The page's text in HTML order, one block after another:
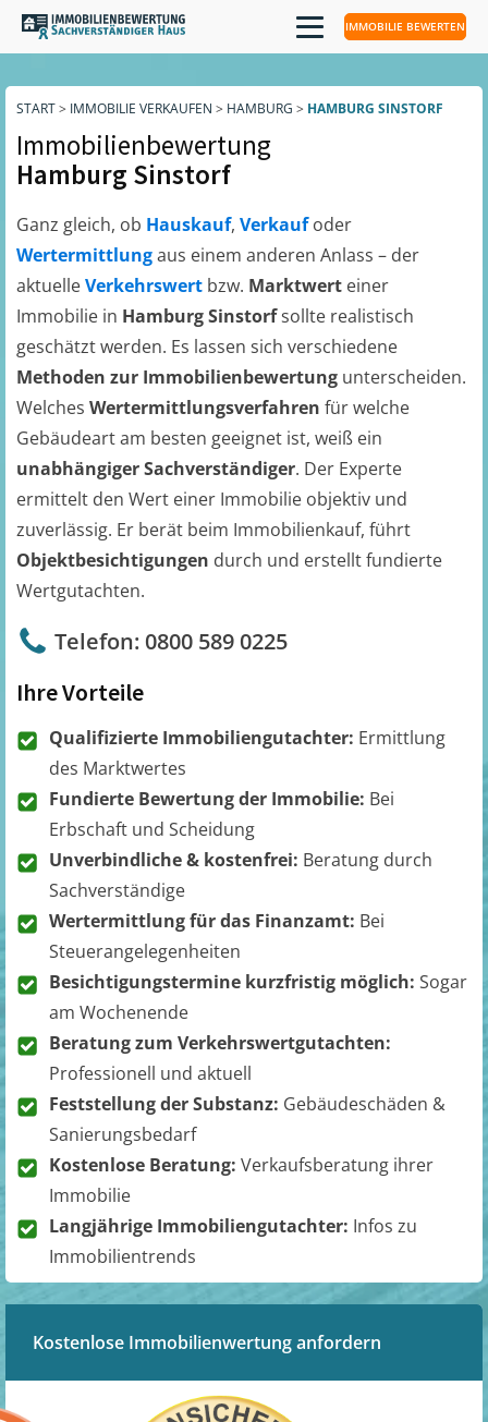
IMMOBILIE BEWERTEN
START> IMMOBILIE VERKAUFEN > HAMBURG > HAMBURG SINSTORF
Immobilienbewertung
Hamburg Sinstorf
Ganz gleich, ob Hauskauf, Verkaufoder
Wertermittlungaus einem anderen Anlass – der
aktuelleVerkehrswert bzw. Marktwert einer
Immobilie in Hamburg Sinstorfsollte realistisch
geschätzt werden. Es lassen sich verschiedene
Methoden zur Immobilienbewertung unterscheiden.
Welches Wertermittlungsverfahren für welche
Gebäudeart am besten geeignet ist, weiß ein
unabhängiger Sachverständiger. Der Experte
ermittelt den Wert einer Immobilie objektiv und
zuverlässig. Er berät beim Immobilienkauf, führt
Objektbesichtigungen durch und erstellt fundierte
Wertgutachten.
Telefon: 0800 589 0225
Ihre Vorteile
Qualifizierte Immobiliengutachter: Ermittlung
des Marktwertes
Fundierte Bewertung der Immobilie: Bei
Erbschaft und Scheidung
Unverbindliche & kostenfrei: Beratung durch
Sachverständige
Wertermittlung für das Finanzamt: Bei
Steuerangelegenheiten
Besichtigungstermine kurzfristig möglich: Sogar
am Wochenende
Beratung zum Verkehrswertgutachten:
Professionell und aktuell
Feststellung der Substanz: Gebäudeschäden &
Sanierungsbedarf
Kostenlose Beratung: Verkaufsberatung ihrer
Immobilie
Langjährige Immobiliengutachter: Infos zu
Immobilientrends
Kostenlose Immobilienwertung anfordern